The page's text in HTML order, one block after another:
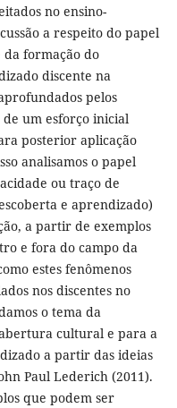
no ensino-
a respeito do papel
da formação do
discente na
pelos
um esforço inicial
posterior aplicação
analisamos o papel
ou traço de
e aprendizado)
a partir de exemplos
e fora do campo da
estes fenômenos
nos discentes no
o tema da
cultural e para a
a partir das ideias
Paul Lederich (2011).
que podem ser